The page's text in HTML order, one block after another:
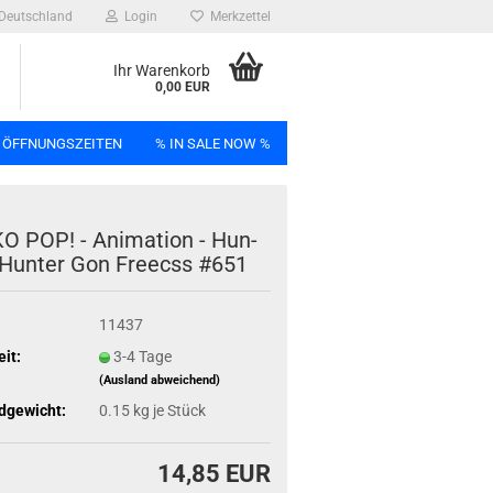
Deutschland Login Merkzettel
Ihr Warenkorb
0,00 EUR
% IN SALE NOW %
POP! - Ani­ma­ti­on - Hun­
Gon Freecss #651
11437
3-4 Tage
(Ausland abweichend)
0.15kg je Stück
14,85 EUR